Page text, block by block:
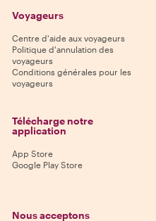
Voyageurs
Centre d'aide aux voyageurs
Politique d'annulation des
voyageurs
Conditions générales pour les
voyageurs
Télécharge notre
application
App Store
Google Play Store
Nous acceptons